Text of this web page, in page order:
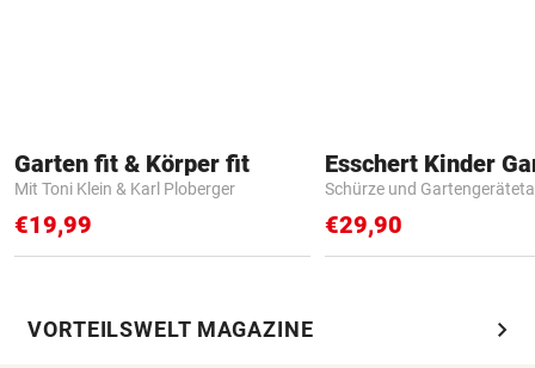
Garten fit & Körper fit
Mit Toni Klein & Karl Ploberger
€19,99
Schürze und
€29,90
VORTEILSWELT MAGAZINE chevron_right